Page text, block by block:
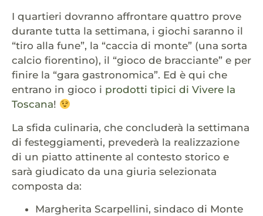
I quartieri dovranno affrontare quattro prove
durante tutta la settimana, i giochi saranno il
“tiro alla fune”, la “caccia di monte” (una sorta
calcio fiorentino), il “gioco de bracciante” e per
finire la “gara gastronomica”. Ed è qui che
entrano in gioco i prodotti tipici di Vivere la
Toscana!
La sfida culinaria, che concluderà la settimana
di festeggiamenti, prevederà la realizzazione
di un piatto attinente al contesto storico e
sarà giudicato da una giuria selezionata
composta da:
Margherita Scarpellini, sindaco di Monte